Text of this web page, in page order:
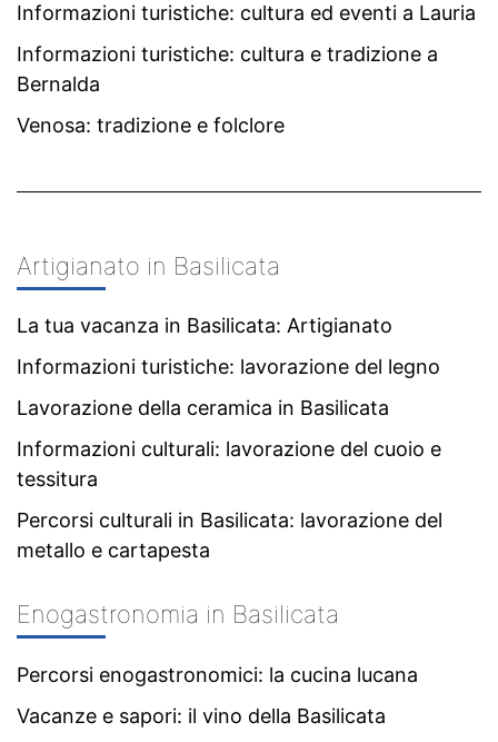
Informazioni turistiche: cultura ed eventi a Lauria
Informazioni turistiche: cultura e tradizione a
Bernalda
Venosa: tradizione e folclore
Artigianato in Basilicata
La tua vacanza in Basilicata: Artigianato
Informazioni turistiche: lavorazione del legno
Lavorazione della ceramica in Basilicata
Informazioni culturali: lavorazione del cuoio e
tessitura
Percorsi culturali in Basilicata: lavorazione del
metallo e cartapesta
Enogastronomia in Basilicata
Percorsi enogastronomici: la cucina lucana
Vacanze e sapori: il vino della Basilicata